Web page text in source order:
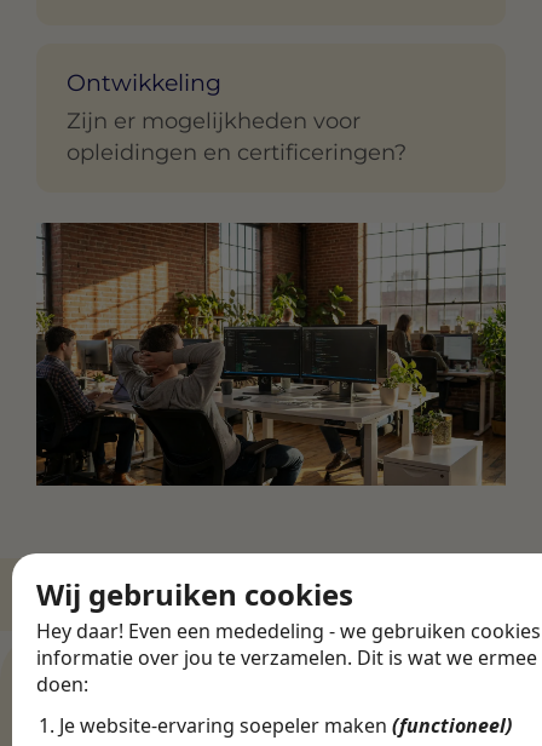
Wij gebruiken cookies
Hey daar! Even een mededeling - we gebruiken
informatie over jou te verzamelen. Dit is wat we ermee
doen:
Je website-ervaring soepeler maken(functioneel)
Ontwikkeling
Zijn er mogelijkheden voor
opleidingen en certificeringen?
ZO WERKT HET
Een finance baan
in Haarlem vinden